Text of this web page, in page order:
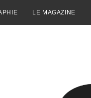
LE MAGAZINE